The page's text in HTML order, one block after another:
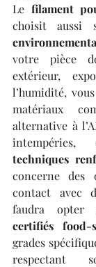
Le filament
choisit aussi
votre pièce
extérieur,
l’humidité,
matériaux
alternative à
techniques
concerne des
contact avec
faudra
certifiés food-
grades
respectant